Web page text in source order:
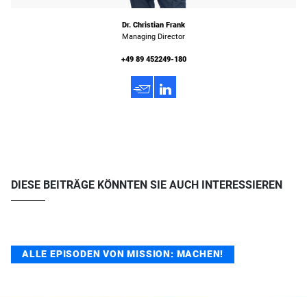
Dr. Christian Frank
Managing Director
+49 89 452249-180
h 3
DIESE BEITRÄGE KÖNNTEN SIE AUCH INTERESSIEREN
ALLE EPISODEN VON MISSION: MACHEN!